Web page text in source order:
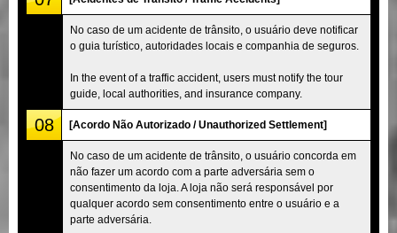
No caso de um acidente de trânsito, o usuário deve notificar
o guia turístico, autoridades locais e companhia de seguros.
In the event of a traffic accident, users must notify the tour
guide, local authorities, and insurance company.
08 [Acordo Não Autorizado / Unauthorized Settlement]
No caso de um acidente de trânsito, o usuário concorda em
não fazer um acordo com a parte adversária sem o
consentimento da loja. A loja não será responsável por
qualquer acordo sem consentimento entre o usuário e a
parte adversária.